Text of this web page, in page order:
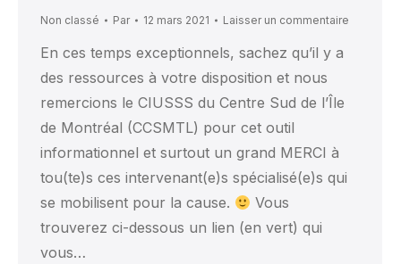
Non classé Par 12 mars 2021 Laisser un commentaire
En ces temps exceptionnels, sachez qu’il y a
des ressources à votre disposition et nous
remercions le CIUSSS du Centre Sud de l’Île
de Montréal (CCSMTL) pour cet outil
informationnel et surtout un grand MERCI à
tou(te)s ces intervenant(e)s spécialisé(e)s qui
se mobilisent pour la cause.
Vous
trouverez ci-dessous un lien (en vert) qui
vous…